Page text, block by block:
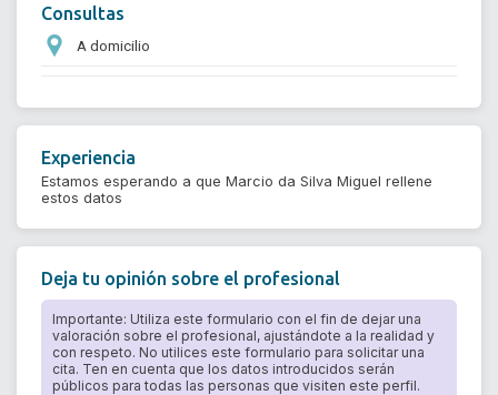
Consultas
A domicilio
Experiencia
Estamos esperando a que Marcio da Silva Miguel rellene
estos datos
Deja tu opinión sobre el profesional
Importante: Utiliza este formulario con el fin de dejar una
valoración sobre el profesional, ajustándote a la realidad y
con respeto. No utilices este formulario para solicitar una
cita. Ten en cuenta que los datos introducidos serán
públicos para todas las personas que visiten este perfil.